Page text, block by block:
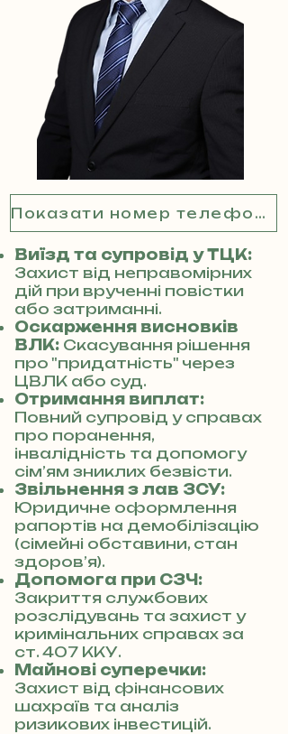
Показати номер телефону
Виїзд та супровід у ТЦК:
Захист від неправомірних
дій при врученні повістки
або затриманні.
Оскарження висновків
ВЛК: Скасування рішення
про "придатність" через
ЦВЛК або суд.
Отримання виплат:
Повний супровід у справах
про поранення,
інвалідність та допомогу
сім’ям зниклих безвісти.
Звільнення з лав ЗСУ:
Юридичне оформлення
рапортів на демобілізацію
(сімейні обставини, стан
здоров’я).
Допомога при СЗЧ:
Закриття службових
розслідувань та захист у
кримінальних справах за
ст. 407 ККУ.
Майнові суперечки:
Захист від фінансових
шахраїв та аналіз
ризикових інвестицій.